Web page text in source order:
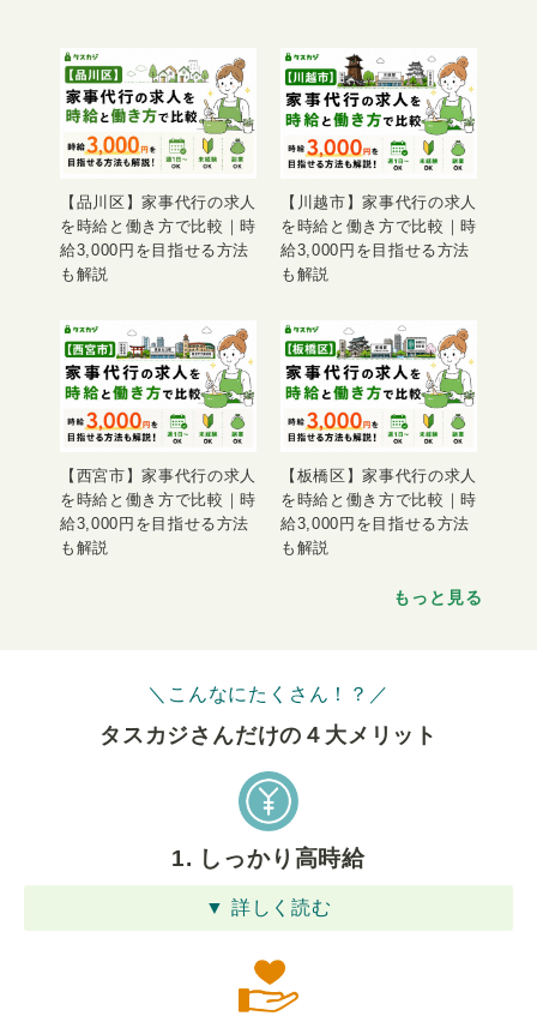
【品川区】家事代行の求人
を時給と働き方で比較｜時
給3,000円を目指せる方法
も解説
【川越市】家事代行の求人
を時給と働き方で比較｜時
給3,000円を目指せる方法
も解説
【西宮市】家事代行の求人
を時給と働き方で比較｜時
給3,000円を目指せる方法
も解説
【板橋区】家事代行の求人
を時給と働き方で比較｜時
給3,000円を目指せる方法
も解説
もっと見る
＼こんなにたくさん！？／
タスカジさんだけの４⼤メリット
1. しっかり高時給
▼ 詳しく読む